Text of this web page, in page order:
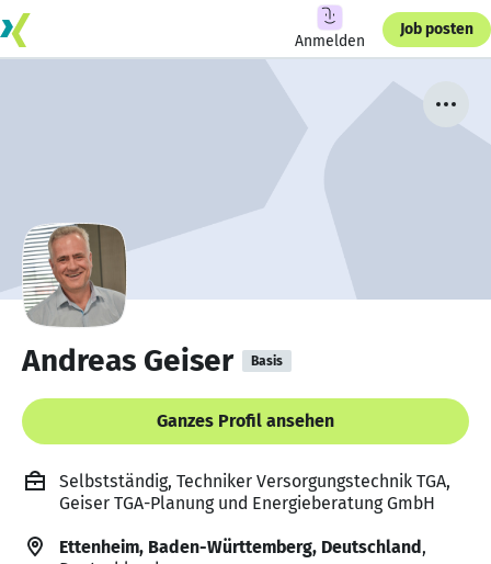
Anmelden
Job posten
Andreas Geiser Basis
Ganzes Profil ansehen
Selbstständig, Techniker Versorgungstechnik TGA,
Geiser TGA-Planung und Energieberatung GmbH
Ettenheim, Baden-Württemberg, Deutschland,